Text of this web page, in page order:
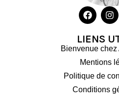
LIENS
Bienvenue chez
Mentions
Politique de
Conditions